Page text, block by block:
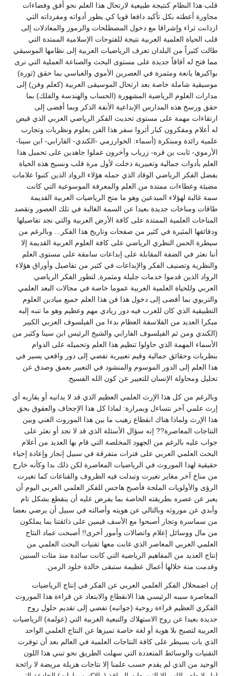
قلب هذا النظام كنتيجة طبيعية لارتحال هذا العلم نحو أفق وفضاءات
مجاورة أعطته بكل تأكيد دافعا قويا كي يطور أدواته ومفرداته التي
ازدانت ثراء وإشراقا مع دخول المصطلحات والرموز والمعادلات إلى
قلب الحياة العلمية العربية نتيجة للفتوحات الإسلامية الممتدة التي
طالت كثيراً من البلدان تعرف الرياضيات العربية إلى نظامها الموسيقي
مما فتح له آفاقاً جديدة على مستوى البحث والصناعة العملية التي نرى
بواكيرها يانعة ومثمرة في العصرين الأموي والعباسي بما حقق (ثورة)
موسيقية شاملة خاصة بعد ارتحال الموسيقى العربية (كعلم وفن) إلى
مدارات العلوم الرياضية المشهورة (الحساب والهندسة والفلك) بما
حقق ورسخ هذه المدارس الإبداعية الأنفة الذكر وبما أفضى إلى
ارتقاءات مهمة على مستوى تحديث الفكر الرياضي العربي الذي قيض
له أعلام ومفكرون كبار أثروا سفر هذا الفن بعلوم ونظريات وتجارب
علمية رائدة ومبتكرة (أسماء: الخوارزمي -الكندي- الفارابي- ابن سينا-
الأرموي- ثابت بن قره- زرياب وآخرون عملوا جاهدين على تحميل هذا
العلم بأدوات جمالية وتعبيرية دخلت لأول مرة قلب ونسيج هذه الحياة
بفضل الفكر الرياضي الوقاد الذي حمله هؤلاء الرواد الذين كتبوا علامات
مضيئة وعطاءات ممتدة من العلم والمعرفة الموسوعية التي كانت
سمة غالبة لهؤلاء المبدعين وهو ما منح الرياضيات العربية القديمة
طاقات ومناخات جديدة بعيدا عن السمة الغالبة في تلك العصور ونقصد
المناخات العلمية الممتدة على كافة الأرض العربية والتي نجد تفاصيلها
ودقائقها المثيرة في كثير من صفحات وتاريخ هذا الفكر... وبالرغم من
سيطرة الحس النظري الرياضي على كافة العلوم العربية القديمة إلا
أننا نعثر في الضفة المقابلة على إبداعات سامقة على مستوى العلم
والنظرية وتصنيف الفكر والإبداعات في كثير من تفاصيل وأوراق هؤلاء
الرواد الذين قدموا خدمات جليلة ومثمرة, لتطور الفكر الرياضي
العربي وللحياة العلمية العربية عموما خاصة في مجالات البعد العلمي
والتربوي بما أفضى إلى دخول هذا فن هذا العلم جميع ميادين العلوم
التطبيقية الذي كان للعرب فيه دور ريادي مهم وعظيم وهو ما تنبه إليه
مبكرا العديد من الفلاسفة العظام بدءا من الفيلسوف العربي الكبير
(الكندي ومن ثم الفيلسوف الفارابي والشيخ الرئيس ابن سينا وكثير من
الأسماء المهمة الذي حاولوا تنظيم هذا العلم وتحميله على الدوام
بنظريات وحقائق جمالية وقيم تعبيرية تفضي إلى دور واقعي يسير في
هذا العلم إلى الدور الموسوم والمنشود في التعبير بعمق وصدق عن
تحليل ومحاولة الإنسان للتعبير عن كون الله الفسيح.‏
وبالرغم من كل هذا الإرث العلمي العظيم الذي قد لا يدانيه أو يقاربه أي
إرث علمي آخر نتساءل وبمرارة: لماذا كل هذا الإجحاف والعقوق بحق
هذا الإرث ولماذا هناك انقطاع رهيب ما بين هذا الموروث الغني وبين
النتاجات المعاصرة?? إنه سؤال الأسئلة الذي قد لا نجد أو نعثر على
جواب عليه بالرغم من الجهود المخلصة التي قام بها العديد من أعلام
البحث العلمي العربي على فترات متفرقة في سبيل إنجاز وإعادة إحياء
حقيقية لهذا الموروث في الرياضيات المعاصرة لكن ذلك بدا وكأنه خارج
من مناخ آخر مغاير تغيرت وتبدلت فيه الظروف والقناعات كما تغيرت
الرؤى والأولويات الملحة فأصبح هاجس للفكر العلمي العربي اليوم أن
يعبر عن عصره بطريقته الخاصة بما يفرض عليه أن ينقطع بشكل تام
وأبدي عن موروثه وبالتالي عن هويته وأصالته في سبيل أن يرضي بعضا
من سماسرة وتجار أصبحوا مع الأسف قيمين على ذائقتنا بما يملكون
من مال ووسائل إعلام واتصالات وأمور أخرى!! أصبحت عماد النتاج
العلمي العربي المعاصر الذي غابت معها تقنيات البحث العلمي من
إنتاج العديد من المفاهيم الرياضية التي كانت سائدة منذ مئات السنين
وقدمت منة خلالها أعمال عظيمة ستبقى خالدة خلود الزمن.‏‏‏
إن اضمحلال الفكر العلمي العربي عن الفكر في إنتاج الرياضيات
المعاصرة سببه الرئيسي هذا الانقطاع والابتعاد عن قراءة هذا الموروث
الفكري العظيم قراءة روحية (جوانبه) تفضي إلى تقديم حلول روح
جديدة بعيدا عن روح الاستهلاك والتبعية الغربية التي (عولمة) الرياضيات
العربية لتصبح بلا هوية أو لغة خاصة تميزها عن النتاج العلمي الواحد
الذي بات يسيطر على كافة النتاجات العلمية في العالم بعد أن توفرت
التقنيات والوسائط المتعددة التي سهلت الطريق نحو تبني هذا اللون
الوحيد من الذي لم يقدم حسب علمنا إلا نتاجات هزيلة مريضة لا رائحة